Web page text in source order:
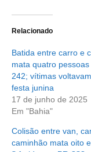
Relacionado
Batida entre carro e
mata quatro pessoas
242; vítimas
festa junina
17 de junho de 2025
Em "Bahia"
Colisão entre van,
caminhão mata oito